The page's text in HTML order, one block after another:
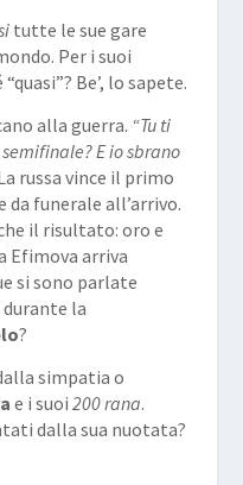
tutte le sue gare
Per i suoi
Be’, lo sapete.
alla guerra. “Tu ti
E io sbrano
russa vince il primo
da funerale all’arrivo.
il risultato: oro e
Efimova arriva
si sono parlate
la
?
simpatia o
e i suoi 200 rana.
dalla sua nuotata?